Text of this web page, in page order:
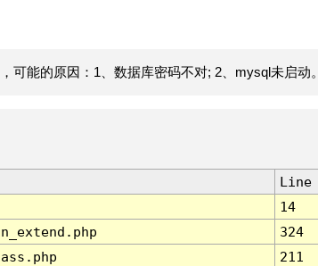
可能的原因：1、数据库密码不对; 2、mysql未启动。
Line
14
324
211